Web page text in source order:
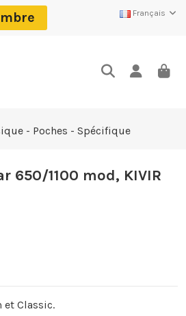
Français
- Poches - Spécifique
650/1100 mod, KIVIR
Classic.